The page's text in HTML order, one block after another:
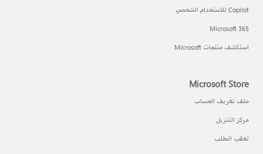
Copilot للاستخدام الشخصي
Microsoft 365
استكشف منتجات Microsoft
Microsoft Store
ملف تعريف الحساب
مركز التنزيل
تعقب الطلب